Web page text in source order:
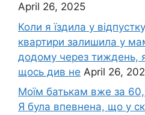
April 26, 2025
Коли я їздила у
квартири залишила у
додому через тиждень,
щось див не April 26,
Моїм батькам вже за 60,
Я була впевнена, що у